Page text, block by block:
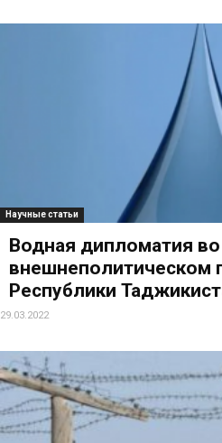
Научные статьи
Водная дипломатия во
внешнеполитическом
Республики
29.03.2022